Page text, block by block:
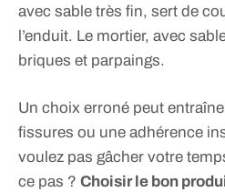
avec sable très fin, sert de
l’enduit. Le mortier, avec
briques et parpaings.
Un choix erroné peut
fissures ou une adhérence
voulez pas gâcher votre
ce pas ? Choisir le bon